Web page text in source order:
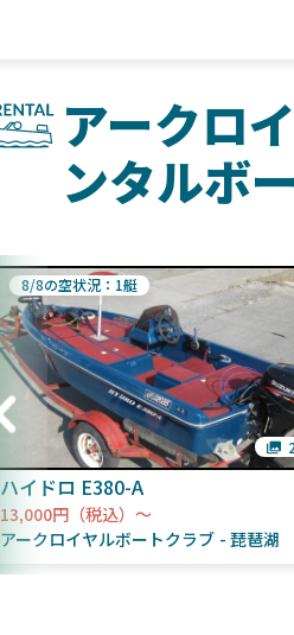
アークロ
ンタルボ
ハイドロ E380-A
13,000円（税込）～
アークロイヤルボートクラブ
琵琶湖
8/8の空状況：1艇